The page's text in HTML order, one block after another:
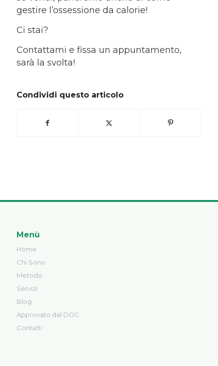
gestire l’ossessione da calorie!
Ci stai?
Contattami e fissa un appuntamento,
sarà la svolta!
Condividi questo articolo
Menù
Home
Chi Sono
Metodo
Servizi
Blog
Approvato dal DOC
Contatti